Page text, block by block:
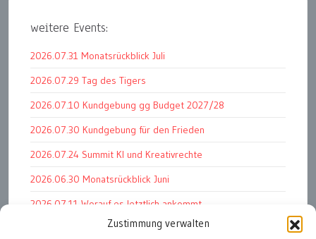
Zustimmung verwalten
weitere Events:
2026.07.31 Monatsrückblick Juli
2026.07.29 Tag des Tigers
2026.07.10 Kundgebung gg Budget 2027/28
2026.07.30 Kundgebung für den Frieden
2026.07.24 Summit KI und Kreativrechte
2026.06.30 Monatsrückblick Juni
2026.07.11 Worauf es letztlich ankommt
2026.07.01 Markenwert Studie 2026